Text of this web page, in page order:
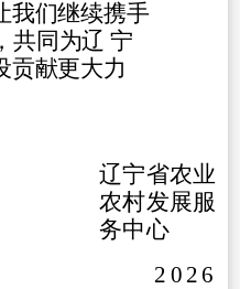
我们继续携手
共同为辽 宁
贡献更大力
辽宁省农业
农村发展服
务中心
2026